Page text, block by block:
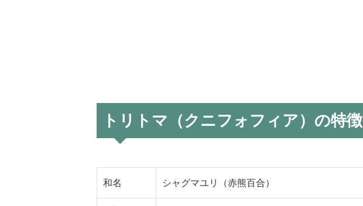
トリトマ（クニフォフィア）の特徴
和名 シャグマユリ（赤熊百合）